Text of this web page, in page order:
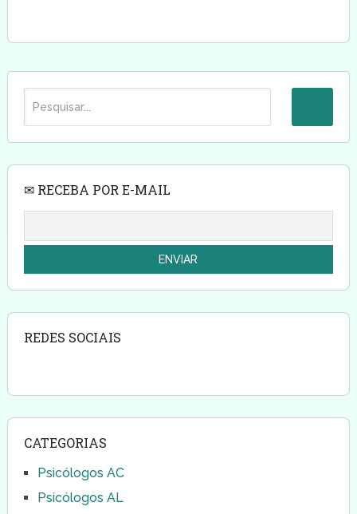
✉ RECEBA POR E-MAIL
REDES SOCIAIS
CATEGORIAS
Psicólogos AC
Psicólogos AL